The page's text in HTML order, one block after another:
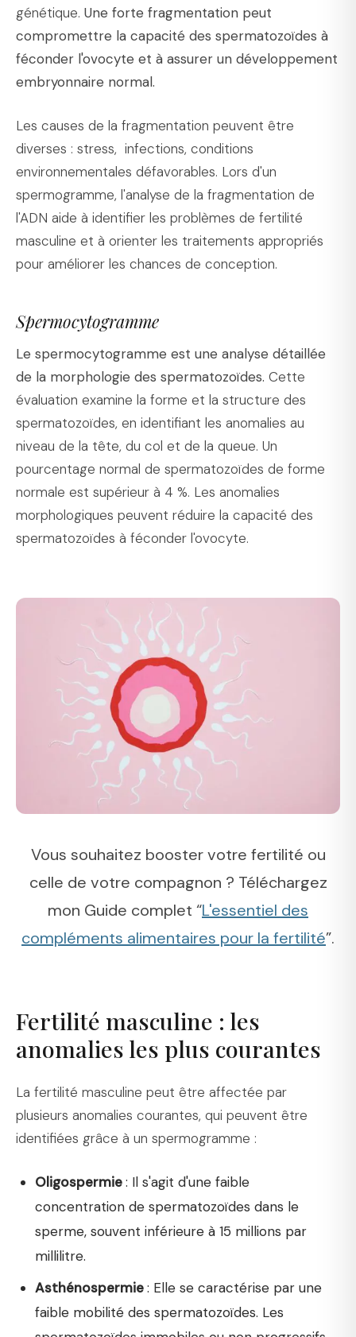
génétique. Une forte fragmentation peut
compromettre la capacité des spermatozoïdes à
féconder l'ovocyte et à assurer un développement
embryonnaire normal.
Les causes de la fragmentation peuvent être
diverses : stress, infections, conditions
environnementales défavorables. Lors d'un
spermogramme, l'analyse de la fragmentation de
l'ADN aide à identifier les problèmes de fertilité
masculine et à orienter les traitements appropriés
pour améliorer les chances de conception.
Spermocytogramme
Le spermocytogramme est une analyse détaillée
de la morphologie des spermatozoïdes. Cette
évaluation examine la forme et la structure des
spermatozoïdes, en identifiant les anomalies au
niveau de la tête, du col et de la queue. Un
pourcentage normal de spermatozoïdes de forme
normale est supérieur à 4 %. Les anomalies
morphologiques peuvent réduire la capacité des
spermatozoïdes à féconder l'ovocyte.
Vous souhaitez booster votre fertilité ou
celle de votre compagnon ? Téléchargez
mon Guide complet “L'essentiel des
compléments alimentaires pour la fertilité”.
Fertilité masculine : les
anomalies les plus courantes
La fertilité masculine peut être affectée par
plusieurs anomalies courantes, qui peuvent être
identifiées grâce à un spermogramme :
Oligospermie: Il s'agit d'une faible
concentration de spermatozoïdes dans le
sperme, souvent inférieure à 15 millions par
millilitre.
Asthénospermie: Elle se caractérise par une
faible mobilité des spermatozoïdes. Les